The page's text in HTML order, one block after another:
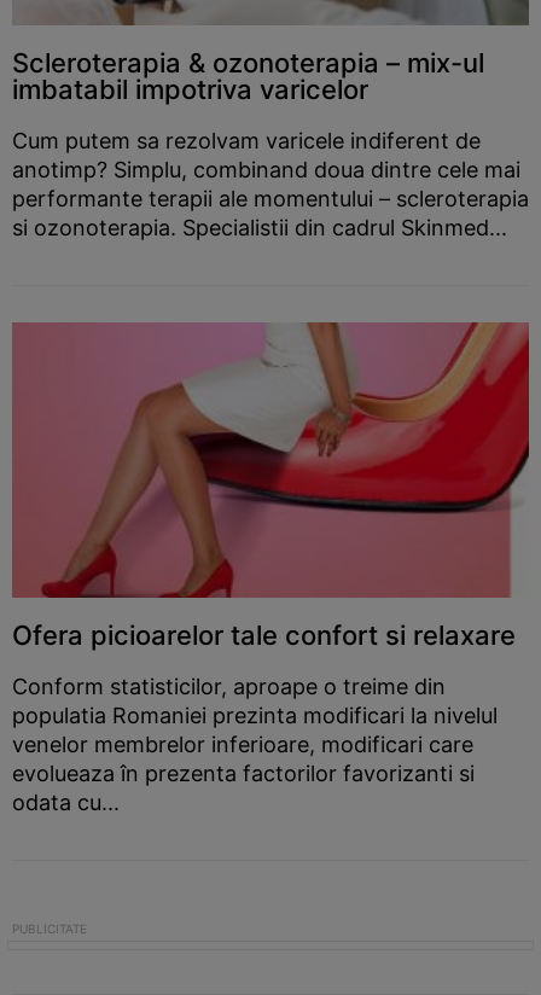
Scleroterapia & ozonoterapia – mix-ul
imbatabil impotriva varicelor
Cum putem sa rezolvam varicele indiferent de
anotimp? Simplu, combinand doua dintre cele mai
performante terapii ale momentului – scleroterapia
si ozonoterapia. Specialistii din cadrul Skinmed...
Ofera picioarelor tale confort si relaxare
Conform statisticilor, aproape o treime din
populatia Romaniei prezinta modificari la nivelul
venelor membrelor inferioare, modificari care
evolueaza în prezenta factorilor favorizanti si
odata cu...